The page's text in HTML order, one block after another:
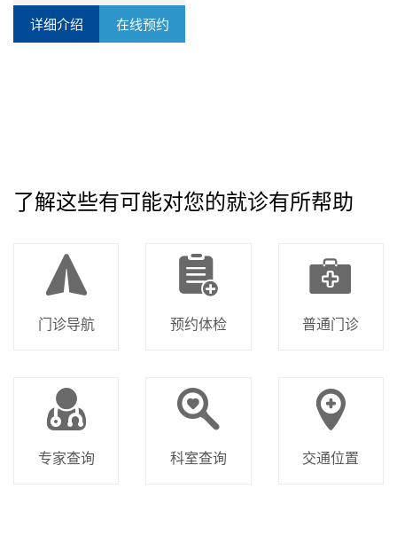
详细介绍 在线预约
了解这些有可能对您的就诊有所帮助
门诊导航 预约体检 普通门诊
专家查询 科室查询 交通位置